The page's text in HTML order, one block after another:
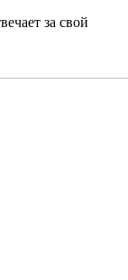
за свой